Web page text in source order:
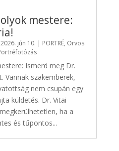
mestere:
2026. jún 10. | PORTRÉ, Orvos
Ismerd meg Dr.
Vannak szakemberek,
nem csupán egy
küldetés. Dr. Vitai
ha a
és tűpontos...